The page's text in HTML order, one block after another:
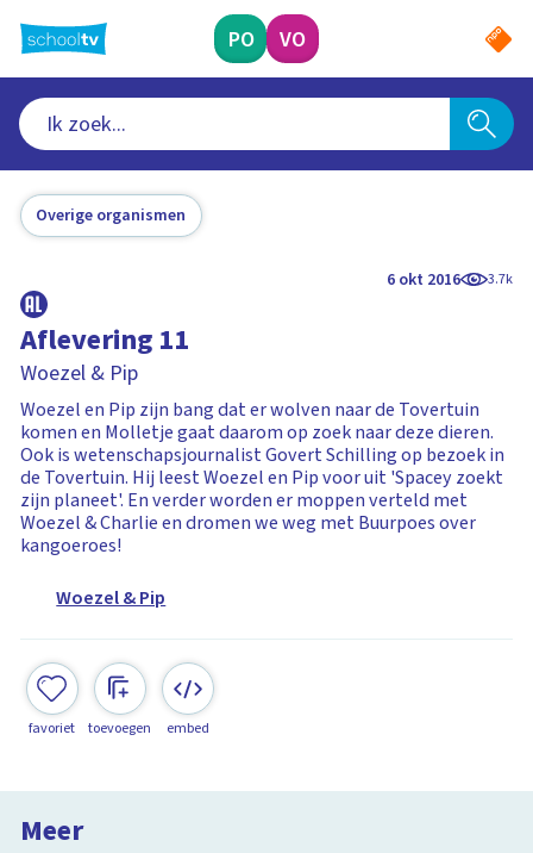
naar
hoofdinhoud
PO VO
Overige organismen
6 okt 2016 3.7k
Aflevering 11
Woezel & Pip
Woezel en Pip zijn bang dat er wolven naar de Tovertuin
komen en Molletje gaat daarom op zoek naar deze dieren.
Ook is wetenschapsjournalist Govert Schilling op bezoek in
de Tovertuin. Hij leest Woezel en Pip voor uit 'Spacey zoekt
zijn planeet'. En verder worden er moppen verteld met
Woezel & Charlie en dromen we weg met Buurpoes over
kangoeroes!
Woezel & Pip
favoriet toevoegen embed
Meer